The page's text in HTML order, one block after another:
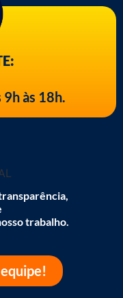
9h às 18h.
trabalho.